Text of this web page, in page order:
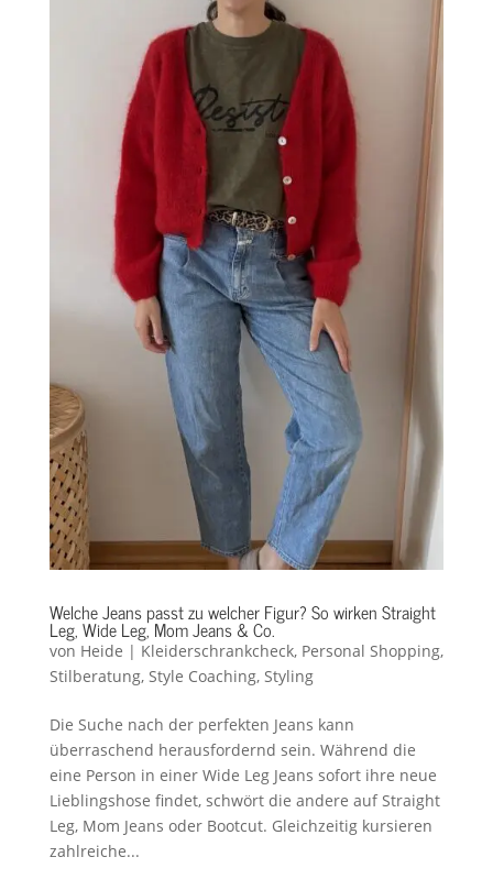
Welche Jeans passt zu welcher Figur? So wirken Straight
Leg, Wide Leg, Mom Jeans & Co.
von Heide | Kleiderschrankcheck, Personal Shopping,
Stilberatung, Style Coaching, Styling
Die Suche nach der perfekten Jeans kann
überraschend herausfordernd sein. Während die
eine Person in einer Wide Leg Jeans sofort ihre neue
Lieblingshose findet, schwört die andere auf Straight
Leg, Mom Jeans oder Bootcut. Gleichzeitig kursieren
zahlreiche...